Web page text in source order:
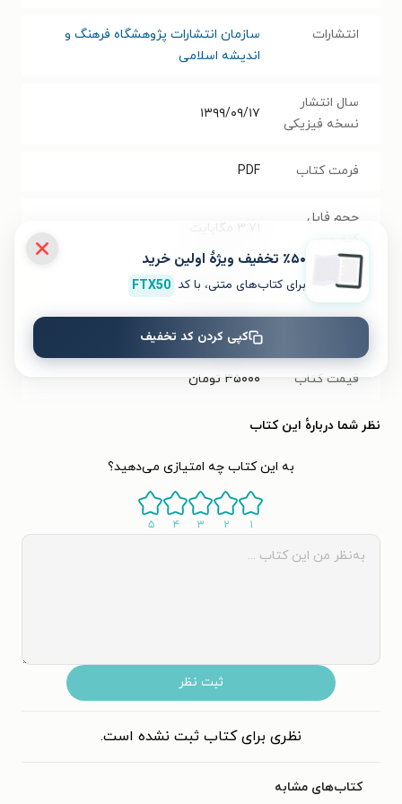
انتشارات
سازمان انتشارات پژوهشگاه فرهنگ و
اندیشه اسلامی
سال انتشار
نسخه فیزیکی
۱۳۹۹/۰۹/۱۷
فرمت کتاب PDF
حجم فایل
مگابایت
شابک ۹۷۸۹۶۴۲۹۸۲۲۰۲
۲۶۸ صفحه
قیمت کتاب ۳۵۰۰۰ تومان
نظر شما دربارهٔ این کتاب
به این کتاب چه امتیازی می‌دهید؟
۱ ۲ ۳ ۴ ۵
ثبت نظر
نظری برای کتاب ثبت نشده است.
کتاب‌های مشابه
٪۵۰ تخفیف ویژۀ اولین خرید
برای کتاب‌های متنی، با کد FTX50
کپی کردن کد تخفیف